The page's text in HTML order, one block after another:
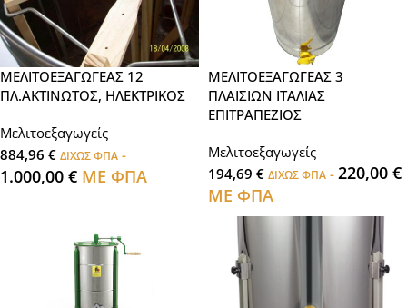
ΜΕΛΙΤΟΕΞΑΓΩΓΕΑΣ 12
ΠΛ.ΑΚΤΙΝΩΤΟΣ, ΗΛΕΚΤΡΙΚΟΣ
Μελιτοεξαγωγείς
884,96 € ΔΙΧΩΣ ΦΠΑ -
1.000,00 € ΜΕ ΦΠΑ
ΜΕΛΙΤΟΕΞΑΓΩΓΕΑΣ 3
ΠΛΑΙΣΙΩΝ ΙΤΑΛΙΑΣ
ΕΠΙΤΡΑΠΕΖΙΟΣ
Μελιτοεξαγωγείς
194,69 € ΔΙΧΩΣ ΦΠΑ - 220,00 €
ΜΕ ΦΠΑ